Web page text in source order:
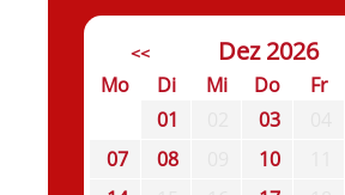
<< Dez 2026
Mo Di Mi Do Fr
01
03
07
08 10